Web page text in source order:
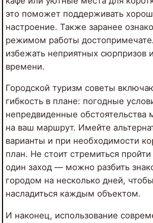
это поможет поддерживать
настроение. Также заранее
режимом работы
избежать неприятных сюрпризов
времени.
Городской туризм советы
гибкость в плане: погодные
непредвиденные обстоятельства
на ваш маршрут. Имейте
варианты и при необходимости
план. Не стоит стремиться пройти
один заход — можно разбить
городом на несколько дней,
насладиться каждым объектом.
И наконец, использование